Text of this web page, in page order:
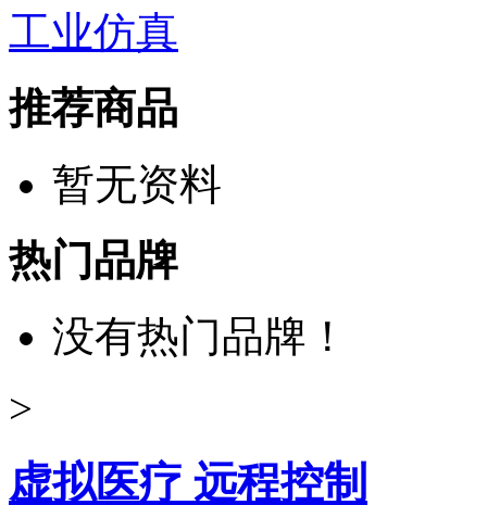
工业仿真
推荐商品
暂无资料
热门品牌
没有热门品牌！
>
虚拟医疗 远程控制